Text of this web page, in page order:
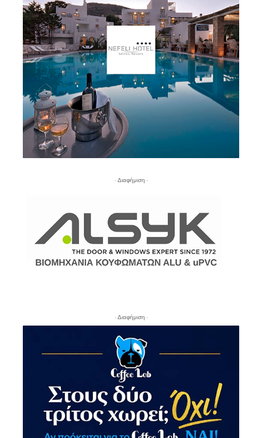
- Διαφήμιση -
- Διαφήμιση -